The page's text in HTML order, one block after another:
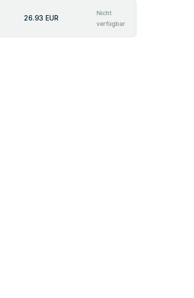
26.93 EUR
Nicht
verfügbar